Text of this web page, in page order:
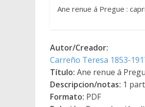
Ane renue á Pregue :
Autor/Creador:
Carreño Teresa 1853-
Título: Ane renue á
Descripcion/notas: 1
Formato: PDF